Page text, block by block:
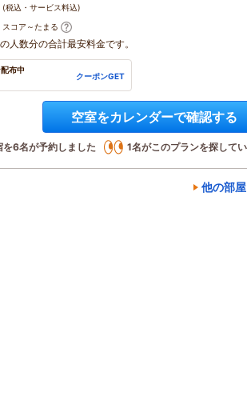
(税込・サービス料込)
スコア～たまる
人数分の合計最安料金です。
布中
クーポンGET
空室をカレンダーで確認する
を6名が予約しました 1名がこのプランを探して
他の部